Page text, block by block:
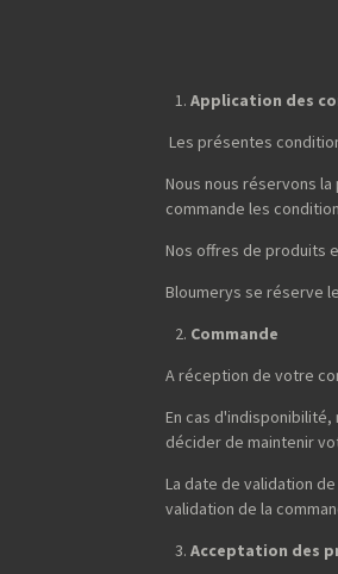
Application des
Les présentes
Nous nous réservons
commande les
Nos offres de produits
Bloumerys se réserve
Commande
A réception de votre
En cas
décider de maintenir
La date de validation
validation de la
Acceptation des